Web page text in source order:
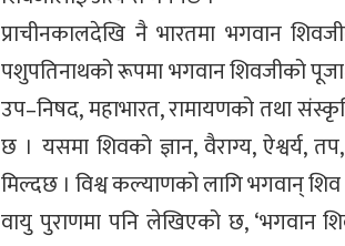
प्राचीनकालदेखि नै भारतमा भगवान
पशुपतिनाथको रूपमा भगवान शिवजीको
उप–निषद, महाभारत, रामायणको तथा
छ । यसमा शिवको ज्ञान, वैराग्य, ऐश्वर्य,
मिल्दछ । विश्व कल्याणको लागि भगवान्
वायु पुराणमा पनि लेखिएको छ, ‘भगवान